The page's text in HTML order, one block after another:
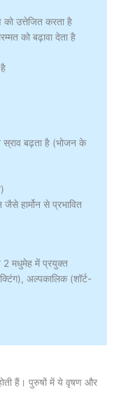
उत्तेजित करता है
को बढ़ावा देता है
स्राव बढ़ता है (भोजन के
हार्मोन से प्रभावित
2 मधुमेह में प्रयुक्त
अल्पकालिक (शॉर्ट-
हैं। पुरुषों में ये वृषण और